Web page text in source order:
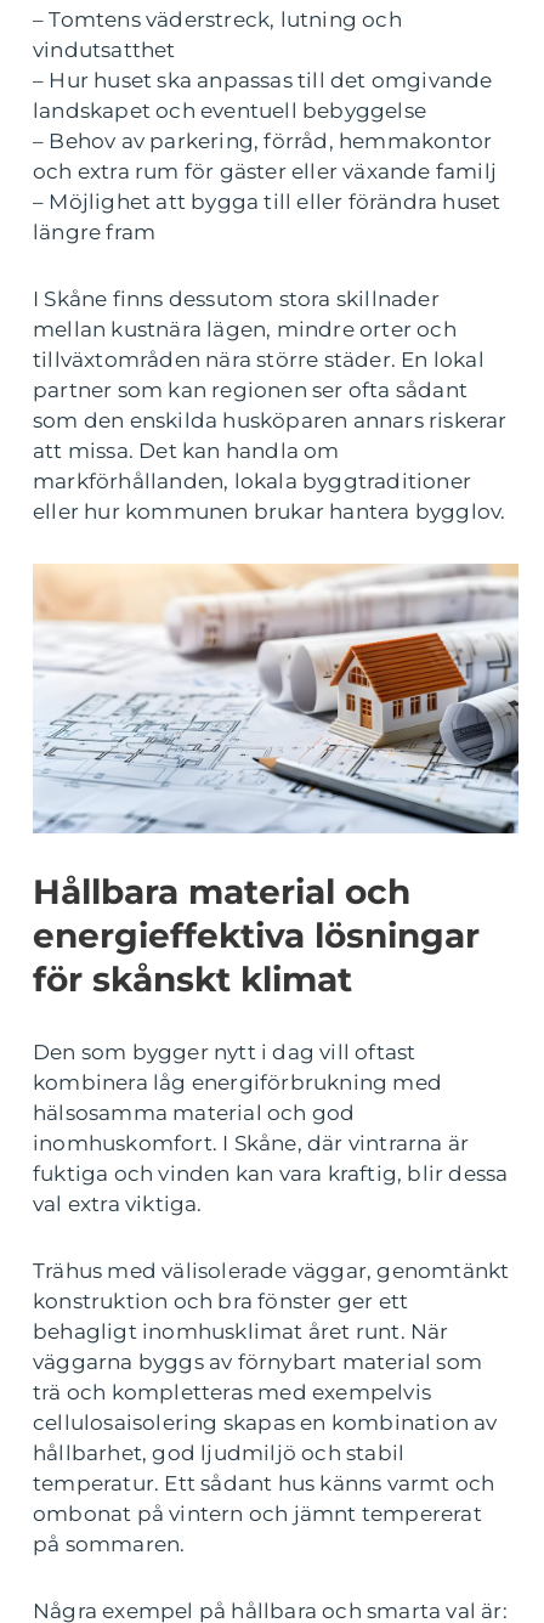
– Tomtens väderstreck, lutning och
vindutsatthet
– Hur huset ska anpassas till det omgivande
landskapet och eventuell bebyggelse
– Behov av parkering, förråd, hemmakontor
och extra rum för gäster eller växande familj
– Möjlighet att bygga till eller förändra huset
längre fram
I Skåne finns dessutom stora skillnader
mellan kustnära lägen, mindre orter och
tillväxtområden nära större städer. En lokal
partner som kan regionen ser ofta sådant
som den enskilda husköparen annars riskerar
att missa. Det kan handla om
markförhållanden, lokala byggtraditioner
eller hur kommunen brukar hantera bygglov.
Hållbara material och
energieffektiva lösningar
för skånskt klimat
Den som bygger nytt i dag vill oftast
kombinera låg energiförbrukning med
hälsosamma material och god
inomhuskomfort. I Skåne, där vintrarna är
fuktiga och vinden kan vara kraftig, blir dessa
val extra viktiga.
Trähus med välisolerade väggar, genomtänkt
konstruktion och bra fönster ger ett
behagligt inomhusklimat året runt. När
väggarna byggs av förnybart material som
trä och kompletteras med exempelvis
cellulosaisolering skapas en kombination av
hållbarhet, god ljudmiljö och stabil
temperatur. Ett sådant hus känns varmt och
ombonat på vintern och jämnt tempererat
på sommaren.
Några exempel på hållbara och smarta val är: